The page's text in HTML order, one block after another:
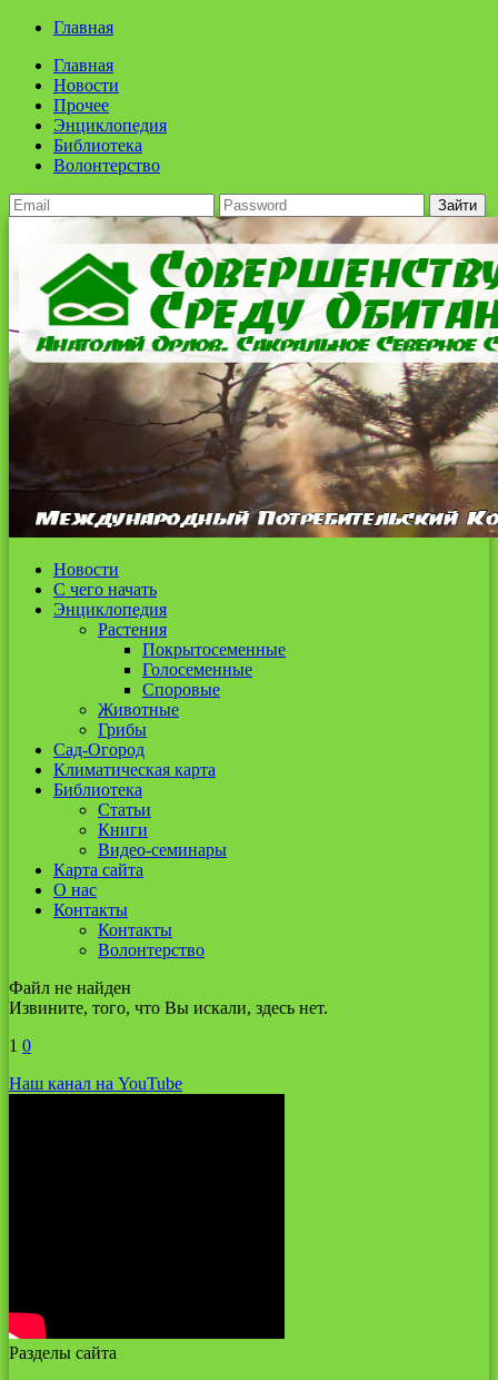
Главная
Главная
Новости
Прочее
Энциклопедия
Библиотека
Волонтерство
Зайти
Новости
С чего начать
Энциклопедия
Растения
Покрытосеменные
Голосеменные
Споровые
Животные
Грибы
Сад-Огород
Климатическая карта
Библиотека
Статьи
Книги
Видео-семинары
Карта сайта
О нас
Контакты
Контакты
Волонтерство
Файл не найден
Извините, того, что Вы искали, здесь нет.
1 0
Наш канал на YouTube
Разделы сайта